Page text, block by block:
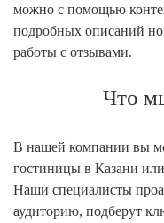
можно с помощью
подробных описаний
работы с отзывами.
Что
В нашей компании вы
гостиницы в Казани
Наши специалисты
аудиторию, подберут